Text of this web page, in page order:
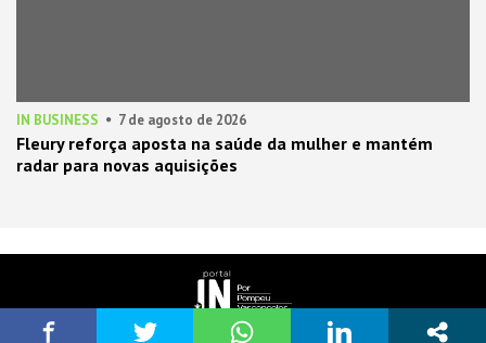
IN BUSINESS 7 de agosto de 2026
Fleury reforça aposta na saúde da mulher e mantém
radar para novas aquisições